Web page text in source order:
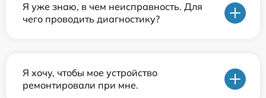
Я уже знаю, в чем неисправность. Для
чего проводить диагностику?
Я хочу, чтобы мое устройство
ремонтировали при мне.